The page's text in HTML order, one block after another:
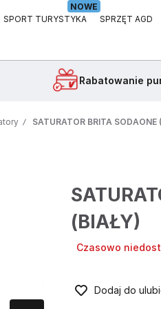
SPORT TURYSTYKA
NOWE
SPRZĘT AGD
Rabatowanie
SATURATOR BRITA SODAONE
(BIAŁY)
Czasowo
Dodaj do